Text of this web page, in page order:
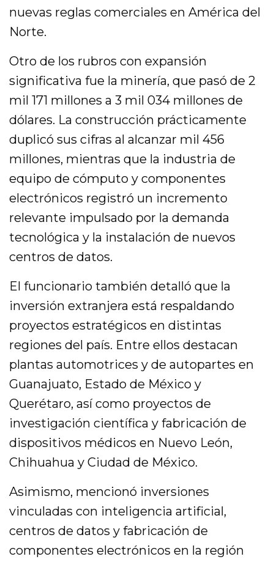
nuevas reglas comerciales en América del
Norte.
Otro de los rubros con expansión
significativa fue la minería, que pasó de 2
mil 171 millones a 3 mil 034 millones de
dólares. La construcción prácticamente
duplicó sus cifras al alcanzar mil 456
millones, mientras que la industria de
equipo de cómputo y componentes
electrónicos registró un incremento
relevante impulsado por la demanda
tecnológica y la instalación de nuevos
centros de datos.
El funcionario también detalló que la
inversión extranjera está respaldando
proyectos estratégicos en distintas
regiones del país. Entre ellos destacan
plantas automotrices y de autopartes en
Guanajuato, Estado de México y
Querétaro, así como proyectos de
investigación científica y fabricación de
dispositivos médicos en Nuevo León,
Chihuahua y Ciudad de México.
Asimismo, mencionó inversiones
vinculadas con inteligencia artificial,
centros de datos y fabricación de
componentes electrónicos en la región